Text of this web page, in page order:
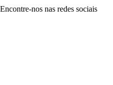
Encontre-nos nas redes sociais